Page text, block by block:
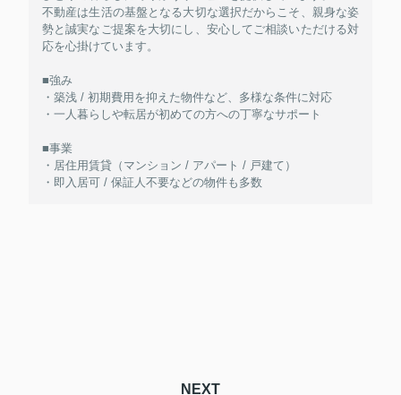
不動産は生活の基盤となる大切な選択だからこそ、親身な姿
勢と誠実なご提案を大切にし、安心してご相談いただける対
応を心掛けています。
■強み
・築浅 / 初期費用を抑えた物件など、多様な条件に対応
・一人暮らしや転居が初めての方への丁寧なサポート
■事業
・居住用賃貸（マンション / アパート / 戸建て）
・即入居可 / 保証人不要などの物件も多数
NEXT